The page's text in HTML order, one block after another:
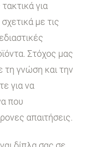
για
με τις
Στόχος μας
τη γνώση και την
για να
που
απαιτήσεις.